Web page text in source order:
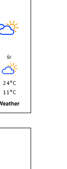
śr.
24°C
11°C